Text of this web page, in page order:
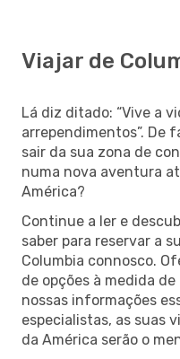
Viajar de
Lá diz ditado: “Vive a
arrependimentos”. De
sair da sua zona de
numa nova aventura
América?
Continue a ler e
saber para reservar a
Columbia connosco.
de opções à medida
nossas informações
especialistas, as suas
da América serão o